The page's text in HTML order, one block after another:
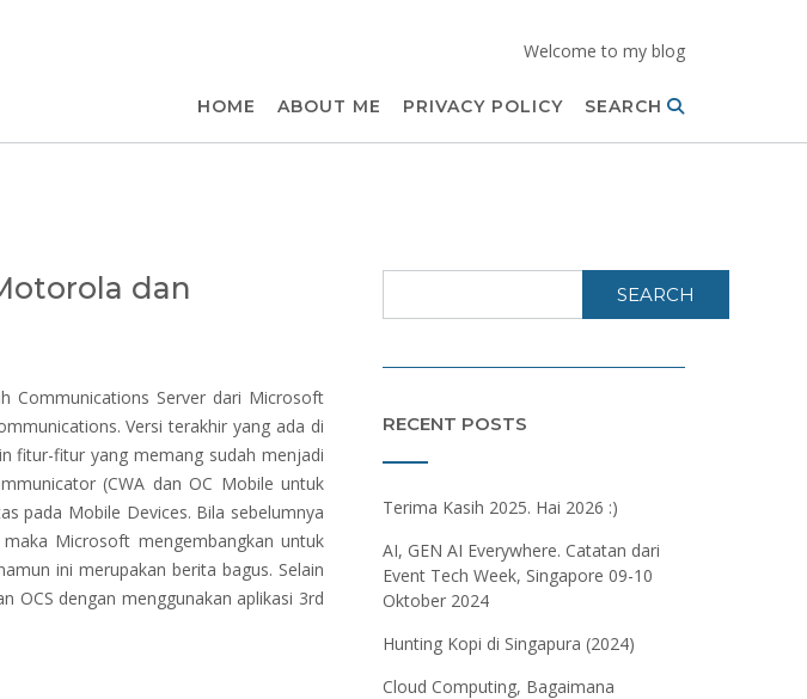
Welcome to my blog
HOME ABOUT ME PRIVACY POLICY SEARCH
dan
Communications Server dari Microsoft
Versi terakhir yang ada di
fitur-fitur yang memang sudah menjadi
(CWA dan OC Mobile untuk
pada Mobile Devices. Bila sebelumnya
Microsoft mengembangkan untuk
ini merupakan berita bagus. Selain
OCS dengan menggunakan aplikasi 3rd
SEARCH
RECENT POSTS
Terima Kasih 2025. Hai 2026 :)
AI, GEN AI Everywhere. Catatan dari
Event Tech Week, Singapore 09-10
Oktober 2024
Hunting Kopi di Singapura (2024)
Cloud Computing, Bagaimana